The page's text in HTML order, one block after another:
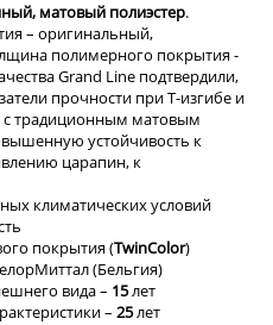
матовый полиэстер.
– оригинальный,
полимерного покрытия -
Grand Line подтвердили,
прочности при Т-изгибе и
традиционным матовым
устойчивость к
царапин, к
климатических условий
покрытия (TwinColor)
(Бельгия)
вида – 15лет
– 25лет